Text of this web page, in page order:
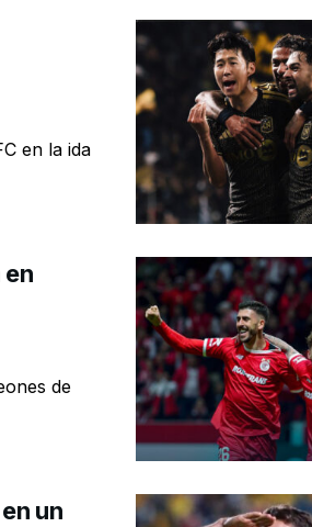
en la ida
en
de
un